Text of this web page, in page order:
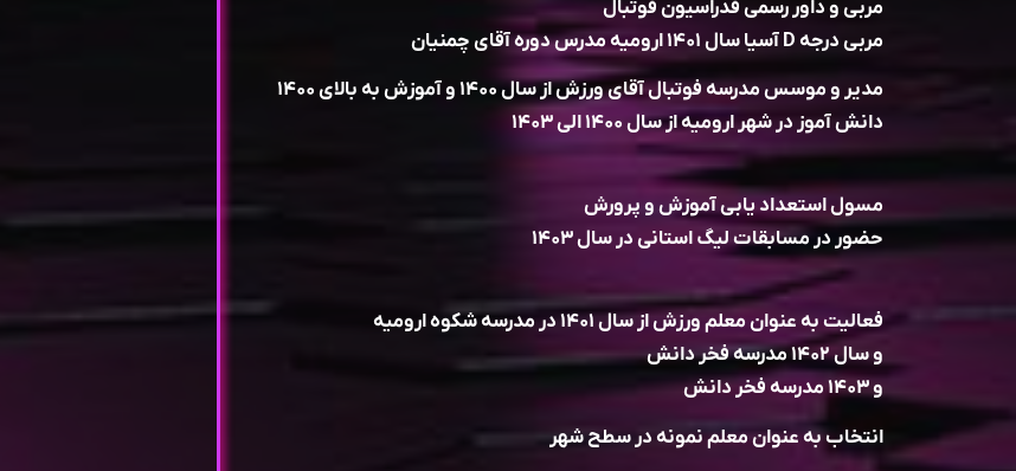
مربی و داور رسمی فدراسیون فوتبال
مربی درجه D آسیا سال ۱۴۰۱ ارومیه مدرس دوره آقای چمنیان
مدیر و موسس مدرسه فوتبال آقای ورزش از سال ۱۴۰۰ و آموزش به بالای ۱۴۰۰
دانش آموز در شهر ارومیه از سال ۱۴۰۰ الی ۱۴۰۳
مسول استعداد یابی آموزش و پرورش
حضور در مسابقات لیگ استانی در سال ۱۴۰۳
فعالیت به عنوان معلم ورزش از سال ۱۴۰۱ در مدرسه شکوه ارومیه
و سال ۱۴۰۲ مدرسه فخر دانش
و ۱۴۰۳ مدرسه فخر دانش
انتخاب به عنوان معلم نمونه در سطح شهر